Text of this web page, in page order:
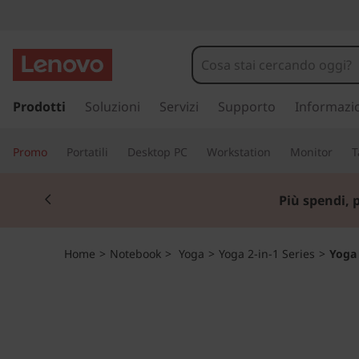
o
g
a
C
a
a
Prodotti Soluzioni Servizi Supporto
Promo Portatili Desktop PC Workstation Monitor
Più spendi,
Home > Notebook > Yoga > Yoga 2-in-1 Series >